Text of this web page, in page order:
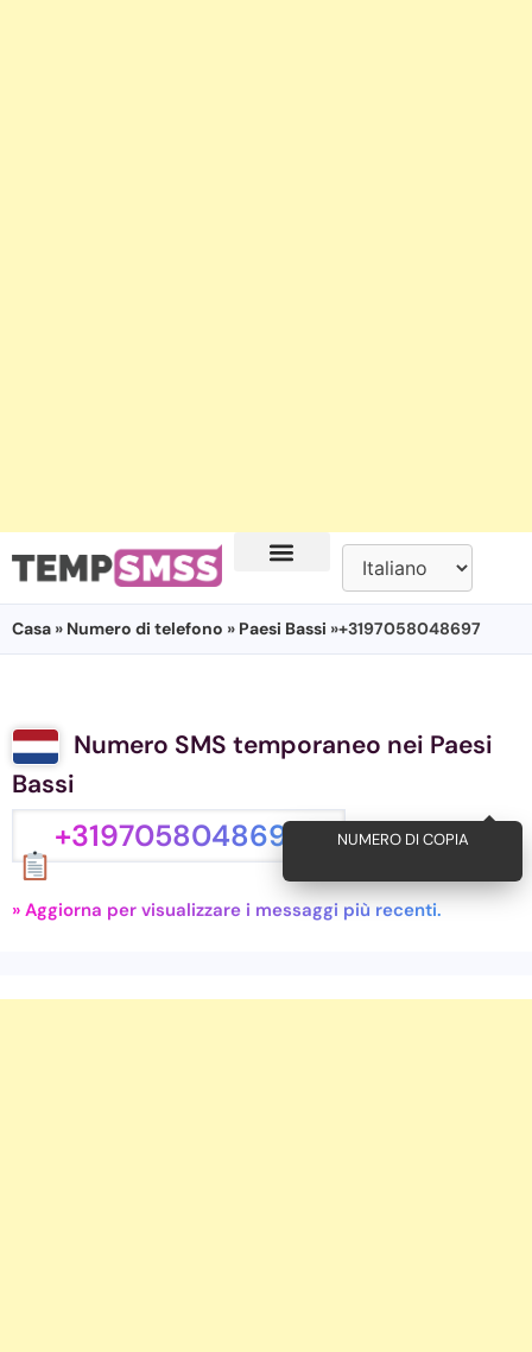
Casa » Numero di telefono » Paesi Bassi »+3197058048697
Numero SMS temporaneo nei Paesi
Bassi
+3197058048697 NUMERO DI COPIA
» Aggiorna per visualizzare i messaggi più recenti.